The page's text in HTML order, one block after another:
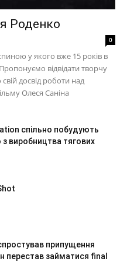
Роденко
0
у якого вже 15 років в
відвідати творчу
досвід роботи над
Олеся Саніна
спільно побудують
виробництва тягових
припущення
перестав займатися final